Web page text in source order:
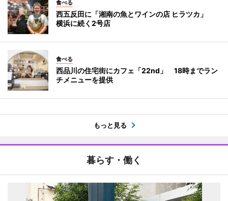
食べる
西五反田に「湘南の魚とワインの店 ヒラツカ」
横浜に続く2号店
食べる
西品川の住宅街にカフェ「22nd」 18時までラン
チメニューを提供
もっと見る
暮らす・働く